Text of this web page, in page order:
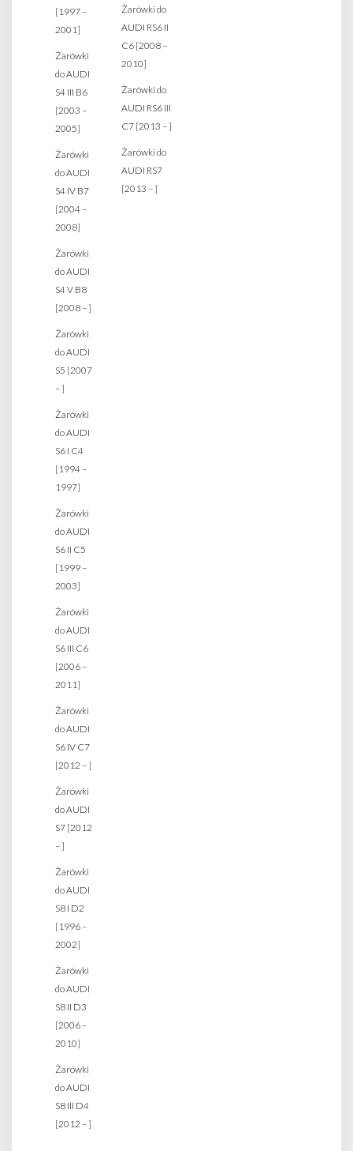
[1997 –
2001]
Żarówki
do AUDI
S4 III B6
[2003 –
2005]
Żarówki
do AUDI
S4 IV B7
[2004 –
2008]
Żarówki
do AUDI
S4 V B8
[2008 – ]
Żarówki
do AUDI
S5 [2007
– ]
Żarówki
do AUDI
S6 I C4
[1994 –
1997]
Żarówki
do AUDI
S6 II C5
[1999 –
2003]
Żarówki
do AUDI
S6 III C6
[2006 –
2011]
Żarówki
do AUDI
S6 IV C7
[2012 – ]
Żarówki
do AUDI
S7 [2012
– ]
Żarówki
do AUDI
S8 I D2
[1996 –
2002]
Żarówki
do AUDI
S8 II D3
[2006 –
2010]
Żarówki
do AUDI
S8 III D4
[2012 – ]
Żarówki do
AUDI RS6 II
C6 [2008 –
2010]
Żarówki do
AUDI RS6 III
C7 [2013 – ]
Żarówki do
AUDI RS7
[2013 – ]